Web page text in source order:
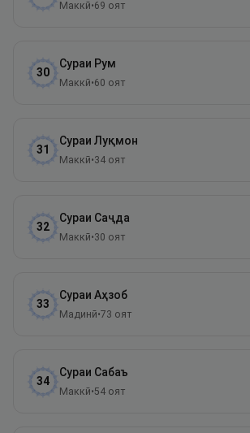
Маккӣ•69 оят
30
Сураи Рум
Маккӣ•60 оят
31
Сураи Луқмон
Маккӣ•34 оят
32
Сураи Саҷда
Маккӣ•30 оят
33
Сураи Аҳзоб
Мадинӣ•73 оят
34
Сураи Сабаъ
Маккӣ•54 оят